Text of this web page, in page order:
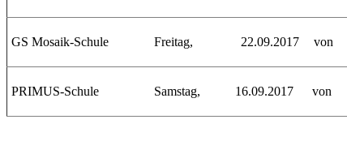
GS Mosaik-Schule Freitag, 22.09.2017 von
PRIMUS-Schule Samstag, 16.09.2017 von